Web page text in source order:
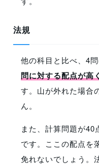
法規
他の科目と比べ、4
問に対する配点が高
す。山が外れた場合
ん。
また、計算問題が40
です。ここの配点を
免れないでしょう。